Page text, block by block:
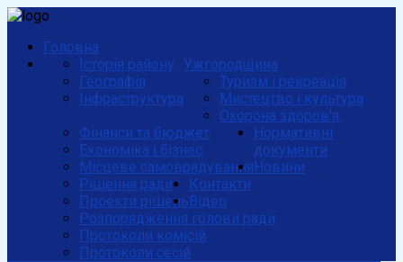
Головна
Ужгородщина
Історія району
Географія
Інфраструктура
Туризм і рекреація
Мистецтво і культура
Охорона здоров'я
Фінанси та бюджет
Економіка і бізнес
Місцеве самоврядування
Нормативні
документи
Рішення ради
Проекти рішень
Розпорядження голови ради
Протоколи комісій
Протоколи сесій
Новини
Контакти
Відео